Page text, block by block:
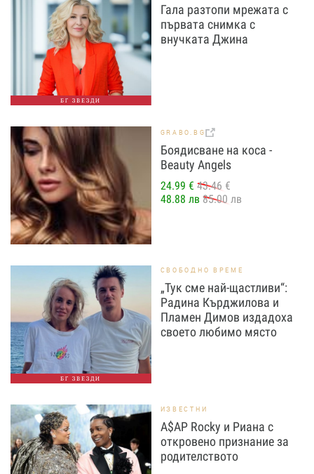
БГ ЗВЕЗДИ
Гала разтопи мрежата с
първата снимка с
внучката Джина
GRABO.BG
Боядисване на коса -
Beauty Angels
24.99 € 43.46 €
48.88 лв 85.00 лв
БГ ЗВЕЗДИ
СВОБОДНО ВРЕМЕ
„Тук сме най-щастливи“:
Радина Кърджилова и
Пламен Димов издадоха
своето любимо място
ИЗВЕСТНИ
A$AP Rocky и Риана с
откровено признание за
родителството